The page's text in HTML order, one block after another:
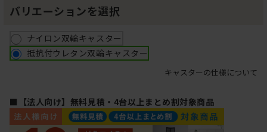
バリエーションを選択
ナイロン双輪キャスター
抵抗付ウレタン双輪キャスター
キャスターの仕様について
■【法人向け】無料見積・4台以上まとめ割対象商品